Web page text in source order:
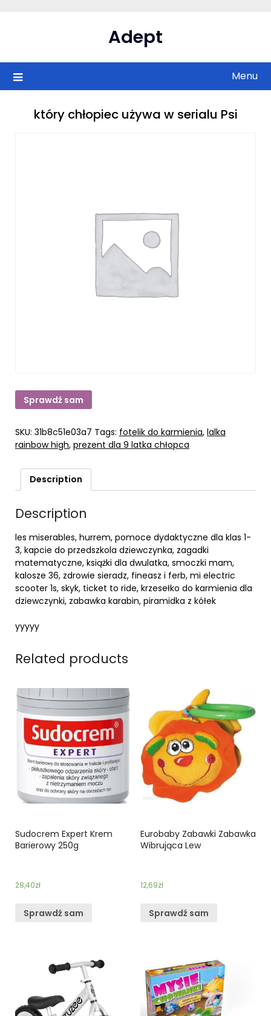
Adept
Menu
który chłopiec używa w serialu Psi
Sprawdź sam
SKU: 31b8c51e03a7 Tags: fotelik do karmienia, lalka
rainbow high, prezent dla 9 latka chłopca
Description
Description
les miserables, hurrem, pomoce dydaktyczne dla klas 1-
3, kapcie do przedszkola dziewczynka, zagadki
matematyczne, książki dla dwulatka, smoczki mam,
kalosze 36, zdrowie sieradz, fineasz i ferb, mi electric
scooter 1s, skyk, ticket to ride, krzesełko do karmienia dla
dziewczynki, zabawka karabin, piramidka z kółek
yyyyy
Related products
Sudocrem Expert Krem
Barierowy 250g
28,40zł
Sprawdź sam
Eurobaby Zabawki Zabawka
Wibrująca Lew
12,69zł
Sprawdź sam